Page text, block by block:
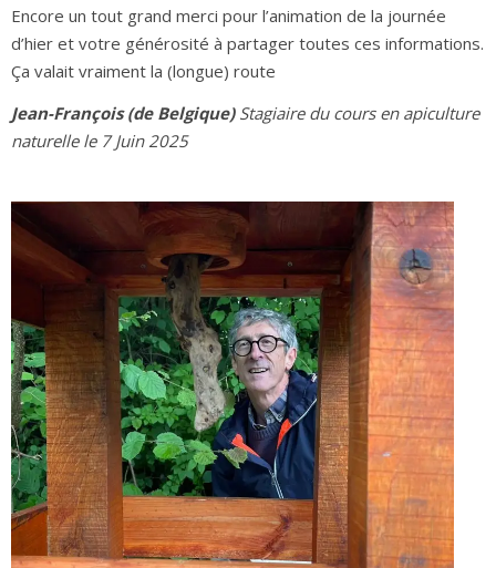
Encore un tout grand merci pour l’animation de la journée
d’hier et votre générosité à partager toutes ces informations.
Ça valait vraiment la (longue) route
Jean-François (de Belgique) Stagiaire du cours en apiculture
naturelle le 7 Juin 2025